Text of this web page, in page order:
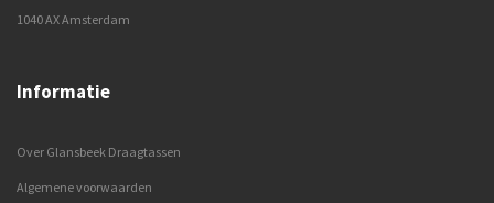
1040 AX Amsterdam
Informatie
Over Glansbeek Draagtassen
Algemene voorwaarden